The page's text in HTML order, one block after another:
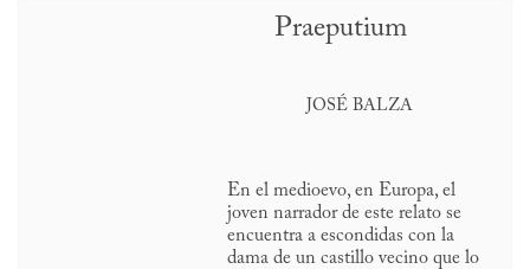
Praeputium
JOSÉ BALZA
En el medioevo, en Europa, el
joven narrador de este relato se
encuentra a escondidas con la
dama de un castillo vecino que lo